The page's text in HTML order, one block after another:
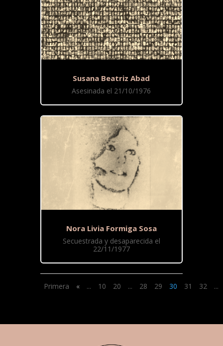
Susana Beatriz Abad
Asesinada el 21/10/1976
Nora Livia Formiga Sosa
Secuestrada y desaparecida el
22/11/1977
Primera « ... 10 20 ... 28 29 30 31 32 ...